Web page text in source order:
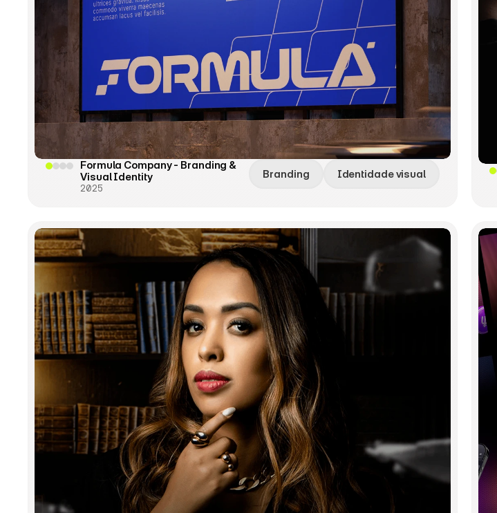
Formula Company - Branding &
Visual Identity
2025
Branding Identidade visual